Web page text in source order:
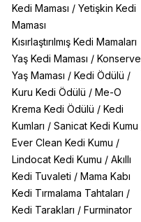
Kedi Maması / Yetişkin Kedi
Maması
Kısırlaştırılmış Kedi Mamaları
Yaş Kedi Maması / Konserve
Yaş Maması / Kedi Ödülü /
Kuru Kedi Ödülü / Me-O
Krema Kedi Ödülü / Kedi
Kumları / Sanicat Kedi Kumu
Ever Clean Kedi Kumu /
Lindocat Kedi Kumu / Akıllı
Kedi Tuvaleti / Mama Kabı
Kedi Tırmalama Tahtaları /
Kedi Tarakları / Furminator